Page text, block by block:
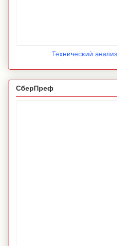
Технический анализ
СберПреф